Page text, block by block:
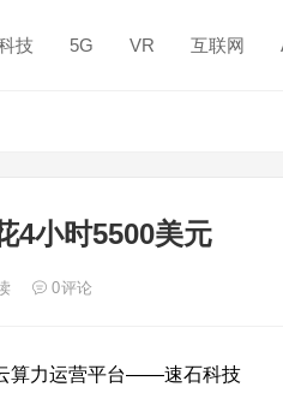
技 5G VR 互联网
4小时5500美元
0评论
算力运营平台——速石科技